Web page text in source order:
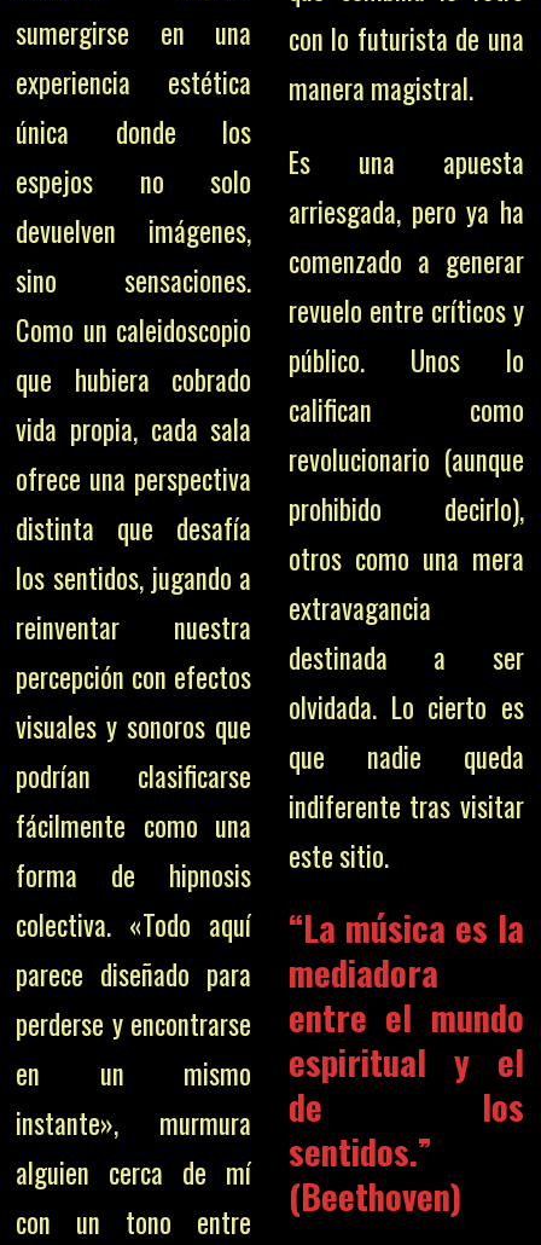
sumergirse en una
experiencia estética
única donde los
espejos no solo
devuelven imágenes,
sino sensaciones.
Como un caleidoscopio
que hubiera cobrado
vida propia, cada sala
ofrece una perspectiva
distinta que desafía
los sentidos, jugando a
reinventar nuestra
percepción con efectos
visuales y sonoros que
podrían clasificarse
fácilmente como una
forma de hipnosis
colectiva. «Todo aquí
parece diseñado para
perderse y encontrarse
en un mismo
instante», murmura
alguien cerca de mí
con un tono entre
con lo futurista de una
manera magistral.
Es una apuesta
arriesgada, pero ya ha
comenzado a generar
revuelo entre críticos y
público. Unos lo
califican como
revolucionario (aunque
prohibido decirlo),
otros como una mera
extravagancia
destinada a ser
olvidada. Lo cierto es
que nadie queda
indiferente tras visitar
este sitio.
“La música es la
mediadora
entre el mundo
espiritual y el
de los
sentidos.”
(Beethoven)